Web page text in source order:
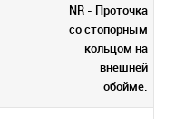
NR - Проточка
со стопорным
кольцом на
внешней
обойме.